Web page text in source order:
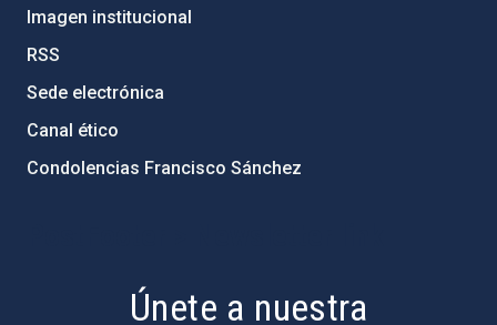
Imagen institucional
RSS
Sede electrónica
Canal ético
Condolencias Francisco Sánchez
Únete a nuestra